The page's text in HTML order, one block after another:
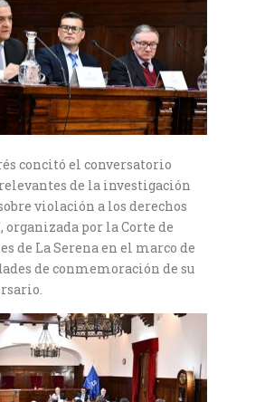
concitó el conversatorio
relevantes de la investigación
violación a los derechos
organizada por la Corte de
de La Serena en el marco de
de conmemoración de su